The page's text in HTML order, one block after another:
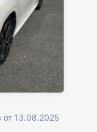
от 13.08.2025